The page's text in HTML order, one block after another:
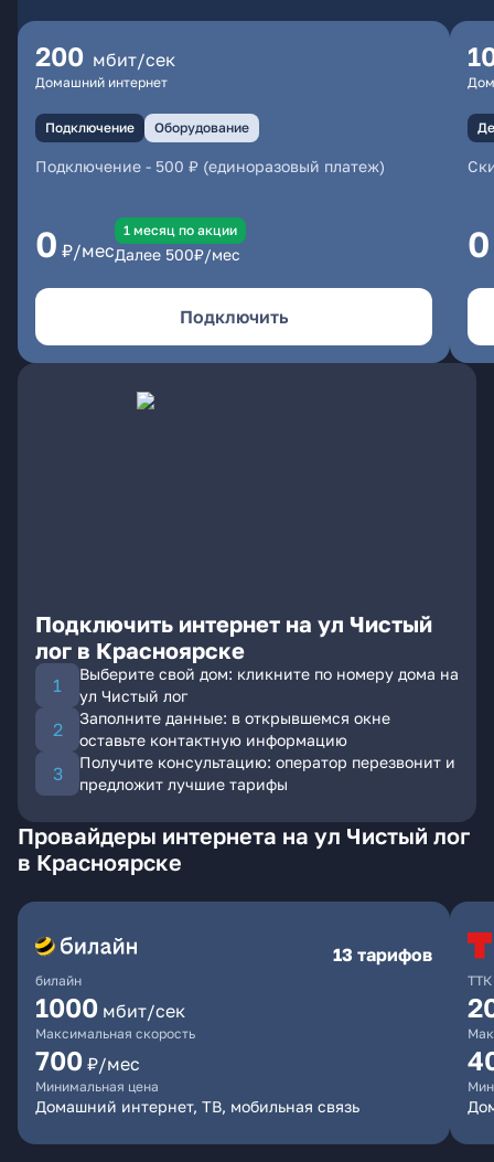
200 мбит/сек
Домашний интернет
Подключение Оборудование
Подключение - 500 ₽ (единоразовый платеж)
0 ₽/мес
1 месяц по акции
Далее 500₽/мес
Подключить
0
Подключить интернет на ул Чистый
лог в Красноярске
Выберите свой дом: кликните по номеру дома на
ул Чистый лог
Заполните данные: в открывшемся окне
оставьте контактную информацию
Получите консультацию: оператор перезвонит и
предложит лучшие тарифы
Провайдеры интернета на ул Чистый лог
в Красноярске
билайн
13 тарифов
1000 мбит/сек
Максимальная скорость
700 ₽/мес
Минимальная цена
Домашний интернет, ТВ, мобильная связь
ТТК